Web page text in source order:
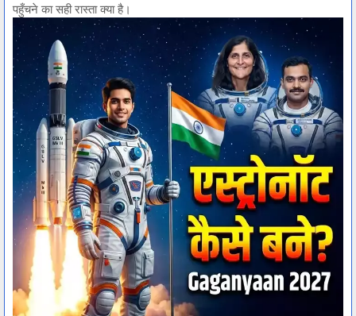
पहुँचने का सही रास्ता क्या है।